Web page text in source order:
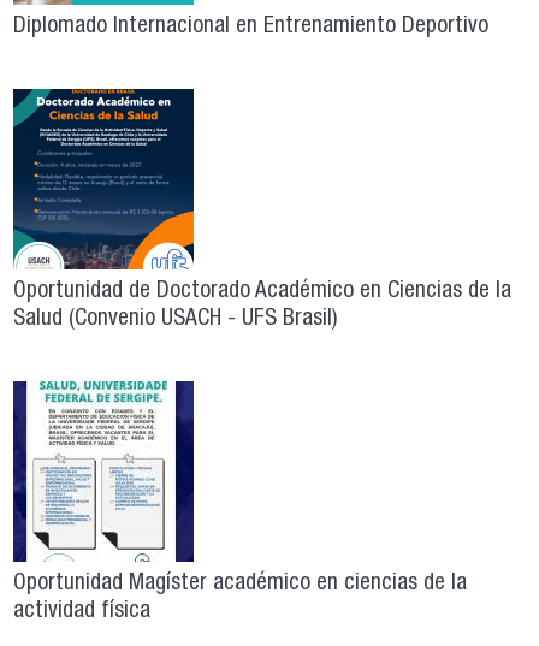
Diplomado Internacional en Entrenamiento Deportivo
Oportunidad de Doctorado Académico en Ciencias de la
Salud (Convenio USACH - UFS Brasil)
Oportunidad Magíster académico en ciencias de la
actividad física